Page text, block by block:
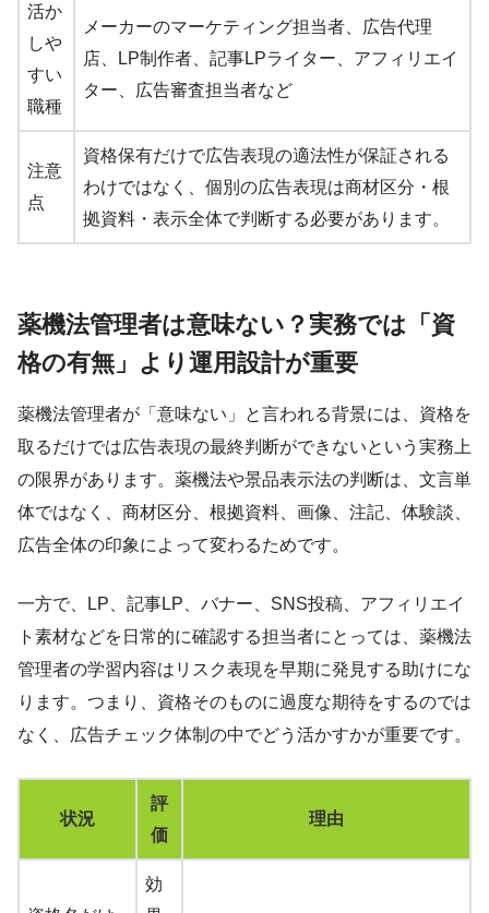
活か
しや
すい
職種
メーカーのマーケティング担当者、広告代理
店、LP制作者、記事LPライター、アフィリエイ
ター、広告審査担当者など
注意
点
資格保有だけで広告表現の適法性が保証される
わけではなく、個別の広告表現は商材区分・根
拠資料・表示全体で判断する必要があります。
薬機法管理者は意味ない？実務では「資
格の有無」より運用設計が重要
薬機法管理者が「意味ない」と言われる背景には、資格を
取るだけでは広告表現の最終判断ができないという実務上
の限界があります。薬機法や景品表示法の判断は、文言単
体ではなく、商材区分、根拠資料、画像、注記、体験談、
広告全体の印象によって変わるためです。
一方で、LP、記事LP、バナー、SNS投稿、アフィリエイ
ト素材などを日常的に確認する担当者にとっては、薬機法
管理者の学習内容はリスク表現を早期に発見する助けにな
ります。つまり、資格そのものに過度な期待をするのでは
なく、広告チェック体制の中でどう活かすかが重要です。
状況
評
価
理由
効